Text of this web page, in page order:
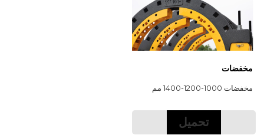
مخفضات
مخفضات 1000-1200-1400 مم
تحميل